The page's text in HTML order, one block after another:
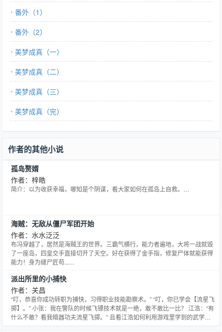
番外（1）
番外（2）
美梦成真（一）
美梦成真（二）
美梦成真（三）
美梦成真（完）
作者的其他小说
孤岛赘婿
作者：梓皓
简介：以为收获幸福，哪知是个阴谋，看大家如何在孤岛上自救。…
海贼：无敌从僵尸军团开始
作者：水水泛泛
布冯穿越了，居然是海贼王的世界。三霸气横行，能力者遍地，大将一战就毁
了一座岛，四皇交手直接切开了天空。好在获得了金手指，修复尸体就能获得
能力！身为缝尸匠苟...…
派出所里的小捕快
作者：关昌
“叮，恭喜你成功转职为捕快，习得职业技能勘察术。” “叮，你已学会【流星飞
掷】。” 小张：我在警队的时候飞镖技术就是一绝，敢不敢比一比？ 江浩：“有
什么不敢？看我暗器功夫流星飞掷。” 且看江浩如何利用游戏里学到的武学，